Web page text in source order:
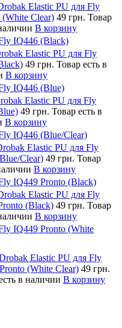
Elastic PU для Fly
Clear) 49 грн. Товар
В корзину
IQ446 (Black)
Elastic PU для Fly
49 грн. Товар есть в
В корзину
IQ446 (Blue)
Elastic PU для Fly
49 грн. Товар есть в
В корзину
IQ446 (Blue/Сlear)
Elastic PU для Fly
Сlear) 49 грн. Товар
В корзину
IQ449 Pronto (Black)
Elastic PU для Fly
(Black) 49 грн. Товар
В корзину
IQ449 Pronto (White
Elastic PU для Fly
(White Clear) 49 грн.
в наличии В корзину